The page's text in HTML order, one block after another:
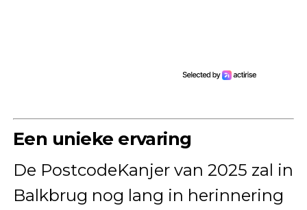
Een unieke ervaring
De PostcodeKanjer van 2025 zal in
Balkbrug nog lang in herinnering